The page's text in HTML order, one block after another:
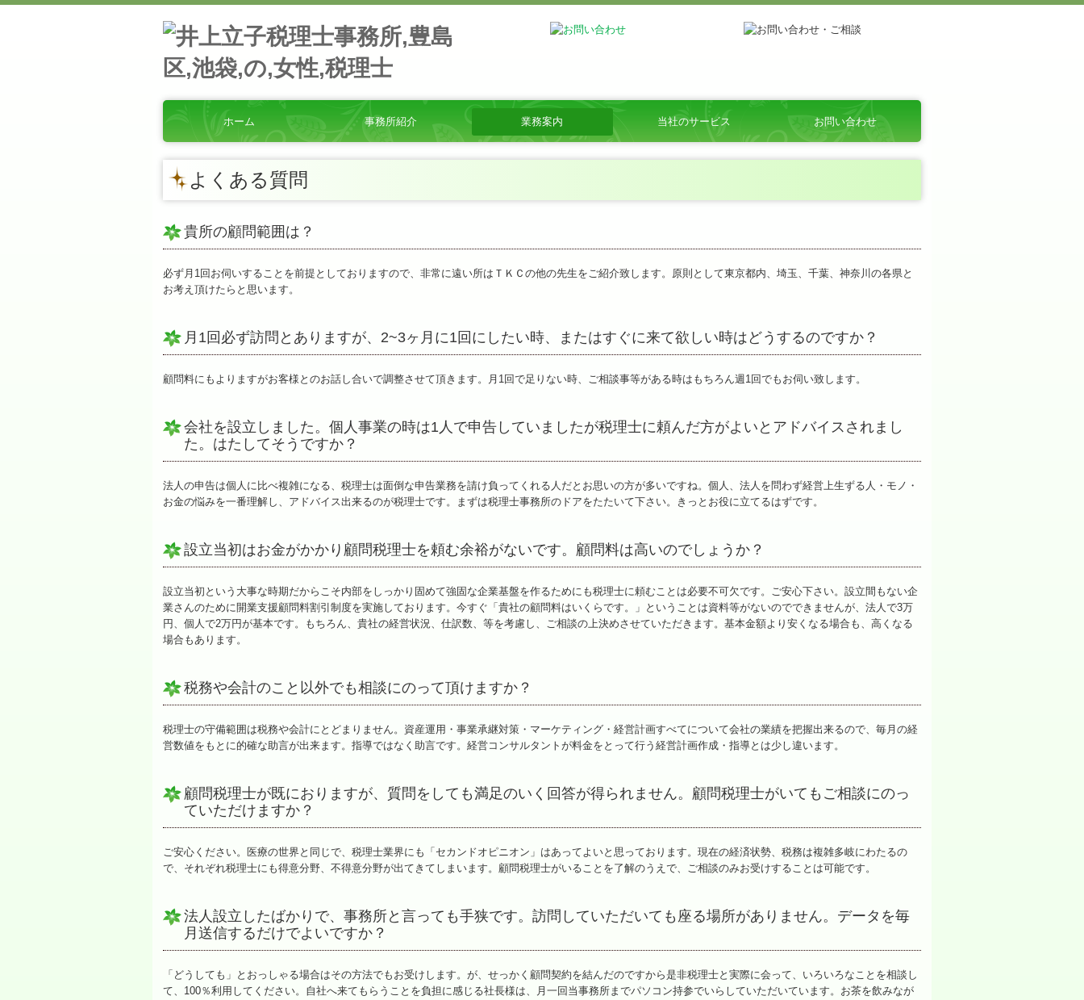
ホーム 事務所紹介
スタッフ募集
お知らせ
経営理念
交通案内
セミナー案内
リンク集
業務案内
★立子の耳より情報
★相続のまめ知識
料金について
よくある質問
金融機関の皆様へ
当社のサービス お問い合わせ
個人情報保護方針
よくある質問
貴所の顧問範囲は？
必ず月1回お伺いすることを前提としておりますので、非常に遠い所はＴＫＣの他の先生をご紹介致します。原則として東京都内、埼玉、千葉、神奈川の各県と
お考え頂けたらと思います。
月1回必ず訪問とありますが、2~3ヶ月に1回にしたい時、またはすぐに来て欲しい時はどうするのですか？
顧問料にもよりますがお客様とのお話し合いで調整させて頂きます。月1回で足りない時、ご相談事等がある時はもちろん週1回でもお伺い致します。
会社を設立しました。個人事業の時は1人で申告していましたが税理士に頼んだ方がよいとアドバイスされまし
た。はたしてそうですか？
法人の申告は個人に比べ複雑になる、税理士は面倒な申告業務を請け負ってくれる人だとお思いの方が多いですね。個人、法人を問わず経営上生ずる人・モノ・
お金の悩みを一番理解し、アドバイス出来るのが税理士です。まずは税理士事務所のドアをたたいて下さい。きっとお役に立てるはずです。
設立当初はお金がかかり顧問税理士を頼む余裕がないです。顧問料は高いのでしょうか？
設立当初という大事な時期だからこそ内部をしっかり固めて強固な企業基盤を作るためにも税理士に頼むことは必要不可欠です。ご安心下さい。設立間もない企
業さんのために開業支援顧問料割引制度を実施しております。今すぐ「貴社の顧問料はいくらです。」ということは資料等がないのでできませんが、法人で3万
円、個人で2万円が基本です。もちろん、貴社の経営状況、仕訳数、等を考慮し、ご相談の上決めさせていただきます。基本金額より安くなる場合も、高くなる
場合もあります。
税務や会計のこと以外でも相談にのって頂けますか？
税理士の守備範囲は税務や会計にとどまりません。資産運用・事業承継対策・マーケティング・経営計画すべてについて会社の業績を把握出来るので、毎月の経
営数値をもとに的確な助言が出来ます。指導ではなく助言です。経営コンサルタントが料金をとって行う経営計画作成・指導とは少し違います。
顧問税理士が既におりますが、質問をしても満足のいく回答が得られません。顧問税理士がいてもご相談にのっ
ていただけますか？
ご安心ください。医療の世界と同じで、税理士業界にも「セカンドオピニオン」はあってよいと思っております。現在の経済状勢、税務は複雑多岐にわたるの
で、それぞれ税理士にも得意分野、不得意分野が出てきてしまいます。顧問税理士がいることを了解のうえで、ご相談のみお受けすることは可能です。
法人設立したばかりで、事務所と言っても手狭です。訪問していただいても座る場所がありません。データを毎
月送信するだけでよいですか？
「どうしても」とおっしゃる場合はその方法でもお受けします。が、せっかく顧問契約を結んだのですから是非税理士と実際に会って、いろいろなことを相談し
て、100％利用してください。自社へ来てもらうことを負担に感じる社長様は、月一回当事務所までパソコン持参でいらしていただいています。お茶を飲みなが